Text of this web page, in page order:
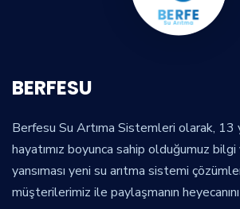
BERFESU
Berfesu Su Artıma Sistemleri olarak, 13
hayatımız boyunca sahip olduğumuz
yansıması yeni su arıtma sistemi
müşterilerimiz ile paylaşmanın